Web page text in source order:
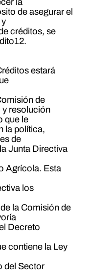
de asegurar el
créditos, se
estará
de
y resolución
que le
la política,
de
Junta Directiva
Agrícola. Esta
los
la Comisión de
Decreto
contiene la Ley
del Sector